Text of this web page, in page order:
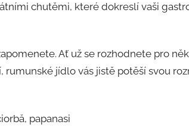
chutěmi, které dokreslí vaši
Ať už se rozhodnete pro
jídlo vás jistě potěší svou
papanasi